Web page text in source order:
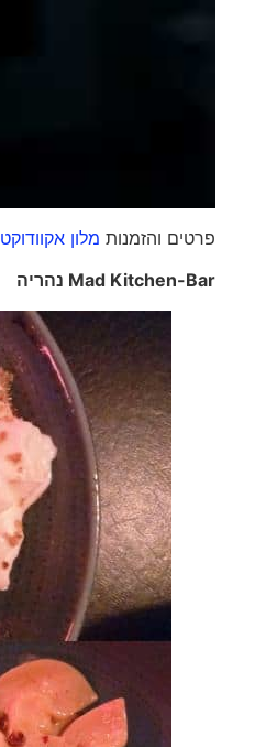
פרטים והזמנות מלון אקוודוקט
Mad Kitchen-Bar נהריה